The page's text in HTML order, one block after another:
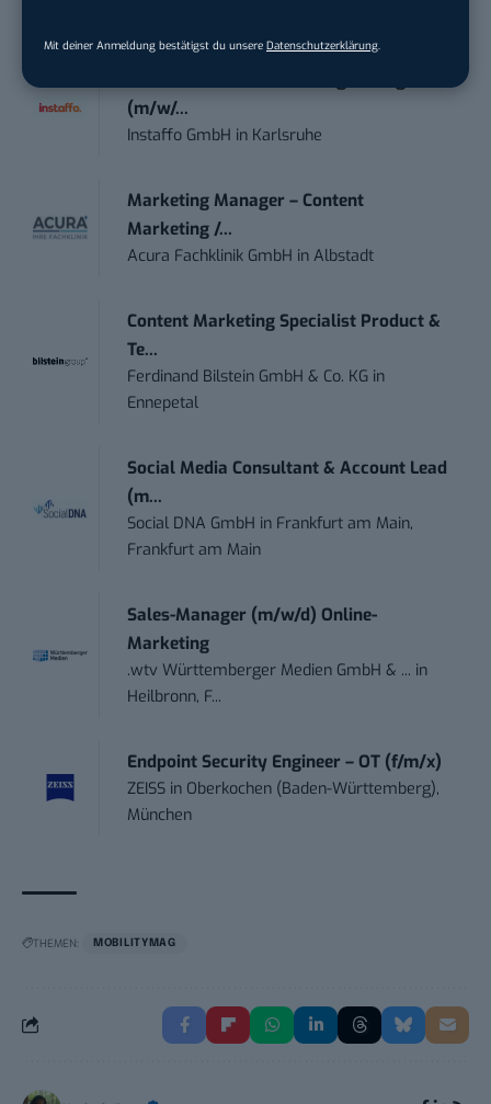
Mit deiner Anmeldung bestätigst du unsere Datenschutzerklärung.
(m/w/...
Instaffo GmbH in Karlsruhe
Marketing Manager – Content
Marketing /...
Acura Fachklinik GmbH inAlbstadt
Content Marketing Specialist Product &
Te...
Ferdinand Bilstein GmbH & Co. KG in
Ennepetal
Social Media Consultant & Account Lead
(m...
Social DNA GmbH in Frankfurt am Main,
Frankfurt am Main
Sales-Manager (m/w/d) Online-
Marketing
.wtv Württemberger Medien GmbH & ... in
Heilbronn, F...
Endpoint Security Engineer – OT (f/m/x)
ZEISS in Oberkochen (Baden-Württemberg),
München
THEMEN: MOBILITYMAG